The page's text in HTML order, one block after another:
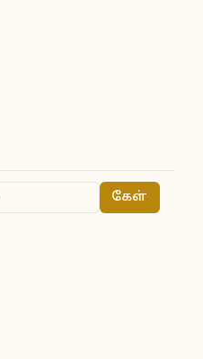
கேள்